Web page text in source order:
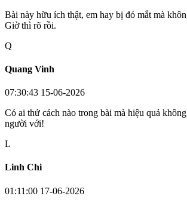
Bài này hữu ích thật, em hay bị đỏ mắt mà
Giờ thì rõ rồi.
Q
Quang Vinh
07:30:43 15-06-2026
Có ai thử cách nào trong bài mà hiệu quả
người với!
L
Linh Chi
01:11:00 17-06-2026